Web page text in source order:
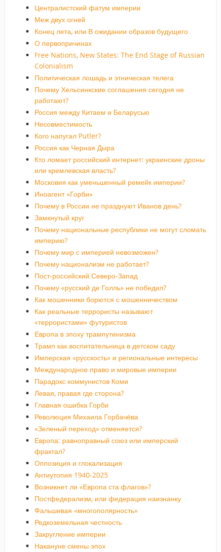
Централистский фатум империи
Меж двух огней
Конец лета, или В ожидании образов будущего
О первопричинах
Free Nations, New States: The End Stage of Russian
Colonialism
Политическая лошадь и этническая телега
Почему Хельсинкские соглашения сегодня не
работают?
Россия между Китаем и Беларусью
Несовместимость
Кого напугал Putler?
Россия как Черная Дыра
Кто ломает российский интернет: украинские дроны
или кремлевская власть?
Московия как уменьшенный ремейк империи?
Иноагент «Горби»
Почему в России не празднуют Иванов день?
Замкнутый круг
Почему национальные республики не могут сломать
империю?
Почему мир с империей невозможен?
Почему национализм не работает?
Пост-российский Северо-Запад
Почему «русский де Голль» не победил?
Как мошенники борются с мошенничеством
Как реальные террористы называют
«террористами» футуристов
Европа в эпоху трампутинизма
Трамп как воспитательница в детском саду
Имперская «русскость» и региональные интересы
Международное право и мировые империи
Парадокс коммунистов Коми
Левая, правая где сторона?
Главная ошибка Горби
Революция Михаила Горбачёва
«Зеленый переход» отменяется?
Европа: равноправный союз или имперский
фрактал?
Оппозиция и глокализация
Антиутопия 1940-2025
Возникнет ли «Европа ста флагов»?
Постфедерализм, или федерация наизнанку
Фальшивая «многополярность»
Редкоземельная честность
Закругление империи
Накануне смены эпох